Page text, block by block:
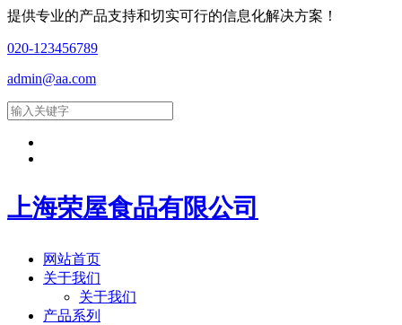
提供专业的产品支持和切实可行的信息化解决方案！
020-123456789
admin@aa.com
上海荣屋食品有限公司
网站首页
关于我们
关于我们
产品系列